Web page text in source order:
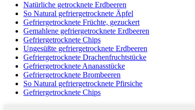
Natürliche getrocknete Erdbeeren
So Natural gefriergetrocknete Äpfel
Gefriergetrocknete Früchte, gezuckert
Gemahlene gefriergetrocknete Erdbeeren
Gefriergetrocknete Chips
Ungesüßte gefriergetrocknete Erdbeeren
Gefriergetrocknete Drachenfruchtstücke
Gefriergetrocknete Ananasstücke
Gefriergetrocknete Brombeeren
So Natural gefriergetrocknete Pfirsiche
Gefriergetrocknete Chips